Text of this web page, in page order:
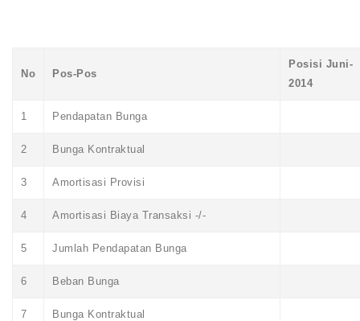
No Pos-Pos
Posisi Juni-
2014
1 Pendapatan Bunga
2 Bunga Kontraktual
3 Amortisasi Provisi
4 Amortisasi Biaya Transaksi -/-
5 Jumlah Pendapatan Bunga
6 Beban Bunga
7 Bunga Kontraktual